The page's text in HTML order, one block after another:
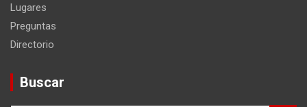
Lugares
Preguntas
Directorio
Buscar